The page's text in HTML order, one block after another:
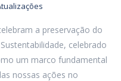
a preservação do
celebrado
um marco fundamental
nossas ações no